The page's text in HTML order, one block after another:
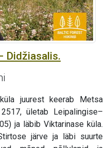
Didžiasalis.
juurest keerab Metsa
ületab Leipalingise–
ja läbib Viktarinase küla.
järve ja läbi suurte